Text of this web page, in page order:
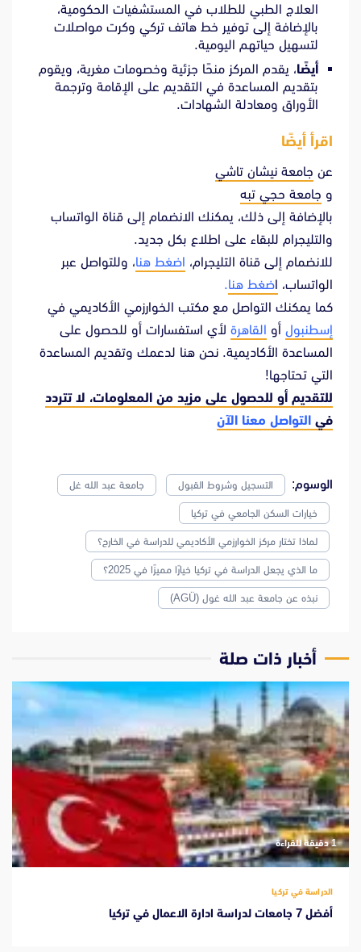
العلاج الطبي للطلاب في المستشفيات الحكومية،
بالإضافة إلى توفير خط هاتف تركي وكرت مواصلات
لتسهيل حياتهم اليومية.
أيضًا، يقدم المركز منحًا جزئية وخصومات مغرية، ويقوم
بتقديم المساعدة في التقديم على الإقامة وترجمة
الأوراق ومعادلة الشهادات.
اقرأ أيضًا
عن جامعة نيشان تاشي
و جامعة حجي تبه
بالإضافة إلى ذلك، يمكنك الانضمام إلى قناة الواتساب
والتليجرام للبقاء على اطلاع بكل جديد.
للانضمام إلى قناة التليجرام، اضغط هنا، وللتواصل عبر
الواتساب، اضغط هنا.
كما يمكنك التواصل مع مكتب الخوارزمي الأكاديمي في
إسطنبول أو القاهرة لأي استفسارات أو للحصول على
المساعدة الأكاديمية. نحن هنا لدعمك وتقديم المساعدة
التي تحتاجها!
للتقديم أو للحصول على مزيد من المعلومات، لا تتردد
في التواصل معنا الآن
الوسوم: التسجيل وشروط القبول جامعة عبد الله غل
خيارات السكن الجامعي في تركيا
لماذا تختار مركز الخوارزمي الأكاديمي للدراسة في الخارج؟
ما الذي يجعل الدراسة في تركيا خيارًا مميزًا في 2025؟
نبذه عن جامعة عبد الله غول (AGÜ)
‫أخبار ذات صلة
‫1 دقيقة للقراءة
الدراسة في تركيا
أفضل 7 جامعات لدراسة ادارة الاعمال في تركيا